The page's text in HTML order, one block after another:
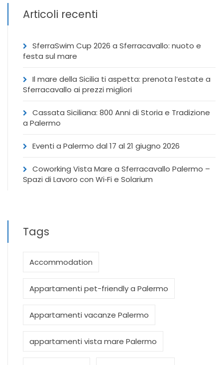
Articoli recenti
SferraSwim Cup 2026 a Sferracavallo: nuoto e
festa sul mare
Il mare della Sicilia ti aspetta: prenota l’estate a
Sferracavallo ai prezzi migliori
Cassata Siciliana: 800 Anni di Storia e Tradizione
a Palermo
Eventi a Palermo dal 17 al 21 giugno 2026
Coworking Vista Mare a Sferracavallo Palermo –
Spazi di Lavoro con Wi‑Fi e Solarium
Tags
Accommodation
Appartamenti pet-friendly a Palermo
Appartamenti vacanze Palermo
appartamenti vista mare Palermo